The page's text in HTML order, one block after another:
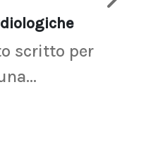
scritto per